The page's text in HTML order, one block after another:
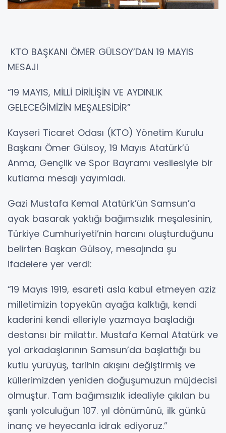
KTO BAŞKANI ÖMER GÜLSOY’DAN 19 MAYIS
MESAJI
“19 MAYIS, MİLLİ DİRİLİŞİN VE AYDINLIK
GELECEĞİMİZİN MEŞALESİDİR”
Kayseri Ticaret Odası (KTO) Yönetim Kurulu
Başkanı Ömer Gülsoy, 19 Mayıs Atatürk’ü
Anma, Gençlik ve Spor Bayramı vesilesiyle bir
kutlama mesajı yayımladı.
Gazi Mustafa Kemal Atatürk’ün Samsun’a
ayak basarak yaktığı bağımsızlık meşalesinin,
Türkiye Cumhuriyeti’nin harcını oluşturduğunu
belirten Başkan Gülsoy, mesajında şu
ifadelere yer verdi:
“19 Mayıs 1919, esareti asla kabul etmeyen aziz
milletimizin topyekûn ayağa kalktığı, kendi
kaderini kendi elleriyle yazmaya başladığı
destansı bir milattır. Mustafa Kemal Atatürk ve
yol arkadaşlarının Samsun’da başlattığı bu
kutlu yürüyüş, tarihin akışını değiştirmiş ve
küllerimizden yeniden doğuşumuzun müjdecisi
olmuştur. Tam bağımsızlık idealiyle çıkılan bu
şanlı yolculuğun 107. yıl dönümünü, ilk günkü
inanç ve heyecanla idrak ediyoruz.”